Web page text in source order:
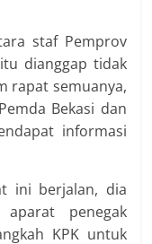
staf Pemprov
dianggap tidak
rapat semuanya,
Bekasi dan
informasi
ini berjalan, dia
aparat penegak
KPK untuk